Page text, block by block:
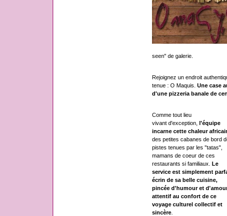
seen" de galerie.
Rejoignez un endroit
tenue : O Maquis. Une case
d'une pizzeria banale de
Comme tout lieu
vivant d'exception, l'équipe
incarne cette chaleur
des petites cabanes de bord
pistes tenues par les "tatas",
mamans de coeur de ces
restaurants si familiaux. Le
service est simplement
écrin de sa belle cuisine,
pincée d'humour et
attentif au confort de ce
voyage culturel collectif et
sincère.